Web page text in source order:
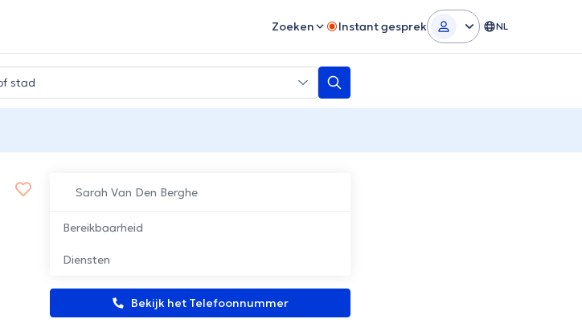
Zoeken Instant gesprek NL
Sarah Van Den Berghe
Bereikbaarheid
Diensten
Bekijk het Telefoonnummer